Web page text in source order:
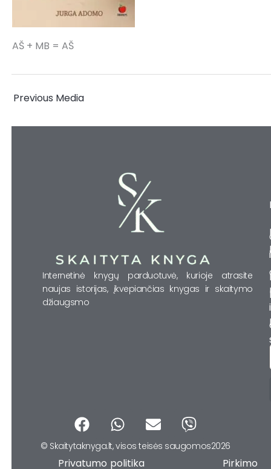
AŠ + MB = AŠ
Previous Media
Internetinė knygų parduotuvė, kurioje atrasite
naujas istorijas, įkvepiančias knygas ir skaitymo
džiaugsmo
F
a
c
W
h
a
E
n
v
V
b
© Skaitytaknyga.lt, visos teisės saugomos2026
Privatumo politika Pirkimo